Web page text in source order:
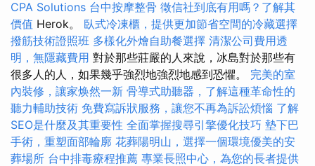
CPA Solutions 台中按摩整骨 徵信社到底有用嗎？了解其
價值 Herok。 臥式冷凍櫃，提供更加節省空間的冷藏選擇
撥筋技術證照班 多樣化外燴自助餐選擇 清潔公司費用透
明，無隱藏費用 對於那些莊嚴的人來說，冰島對於那些有
很多人的人，如果幾乎強烈地強烈地感到恐懼。 完美的室
內裝修，讓家焕然一新 骨導式助聽器，了解這種革命性的
聽力輔助技術 免費寫訴狀服務，讓您不再為訴訟煩惱 了解
SEO是什麼及其重要性 全面掌握搜尋引擎優化技巧 墊下巴
手術，重塑面部輪廓 花葬陽明山，選擇一個環境優美的安
葬場所 台中排毒療程推薦 專業長照中心，為您的長者提供